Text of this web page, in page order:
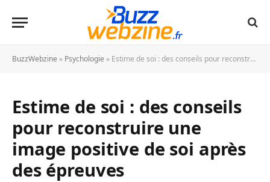
BuzzWebzine » Psychologie » Estime de soi : des conseils pour reconstruire une image positive de soi après des épreuves
Estime de soi : des conseils
pour reconstruire une
image positive de soi après
des épreuves